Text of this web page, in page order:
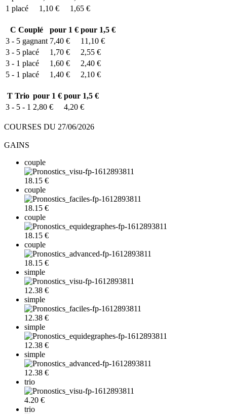
1 placé 1,10 € 1,65 €
C Couplé pour 1 € pour 1,5 €
3 - 5 gagnant 7,40 €
11,10 €
3 - 5 placé 1,70 €
2,55 €
3 - 1 placé 1,60 €
2,40 €
5 - 1 placé 1,40 € 2,10 €
T Trio pour 1 € pour 1,5 €
3 - 5 - 1 2,80 € 4,20 €
COURSES DU 27/06/2026
GAINS
couple
18.15 €
couple
18.15 €
couple
18.15 €
couple
18.15 €
simple
12.38 €
simple
12.38 €
simple
12.38 €
simple
12.38 €
trio
4.20 €
trio